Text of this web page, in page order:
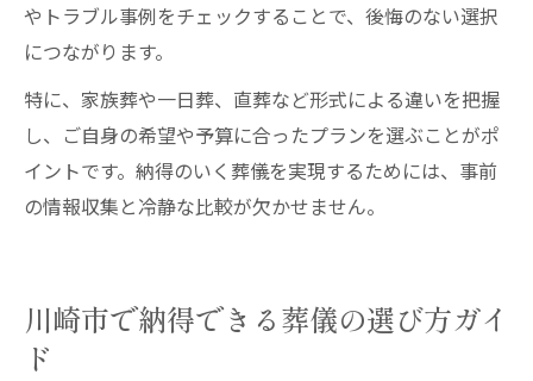
やトラブル事例をチェックすることで、後悔のない選択
につながります。
特に、家族葬や一日葬、直葬など形式による違いを把握
し、ご自身の希望や予算に合ったプランを選ぶことがポ
イントです。納得のいく葬儀を実現するためには、事前
の情報収集と冷静な比較が欠かせません。
川崎市で納得できる葬儀の選び方ガイ
ド